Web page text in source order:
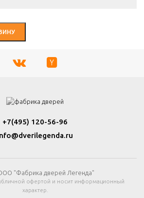
+7(495) 120-56-96
"Фабрика дверей Легенда"
офертой и носит информационный
характер.